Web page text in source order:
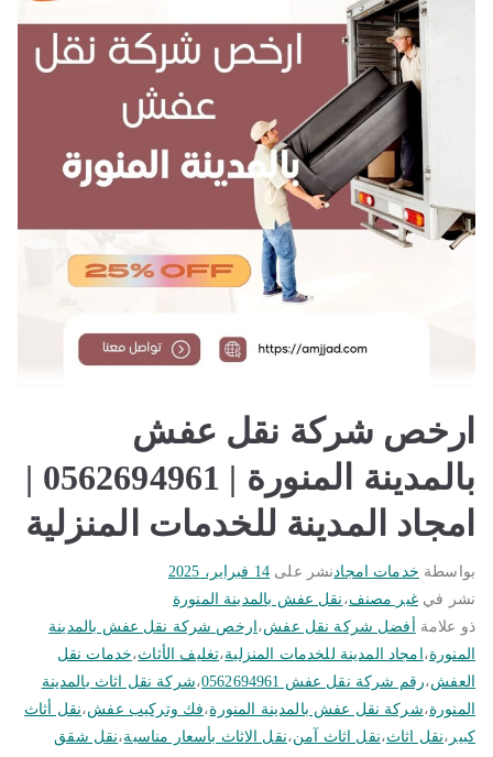
امجاد
المدينة
لخدمات
نقل
الاثاث
ارخص شركة نقل عفش
بالمدينة المنورة | 0562694961 |
امجاد المدينة للخدمات المنزلية
بواسطة خدمات امجادنشر على 14 فبراير، 2025
نشر فيغير مصنف، نقل عفش بالمدينة المنورة
ذو علامة
أفضل شركة نقل عفش، ارخص شركة نقل عفش بالمدينة
المنورة، امجاد المدينة للخدمات المنزلية،تغليف الأثاث،خدمات نقل
العفش،رقم شركة نقل عفش 0562694961 ،شركة نقل اثاث بالمدينة
المنورة،شركة نقل عفش بالمدينة المنورة،فك وتركيب عفش،نقل أثاث
كبير ،نقل اثاث،نقل اثاث آمن،نقل الاثاث بأسعار مناسبة،نقل شقق